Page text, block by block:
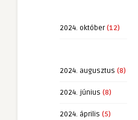
2024. október(12)
2024. augusztus (8)
2024. június (8)
2024. április (5)